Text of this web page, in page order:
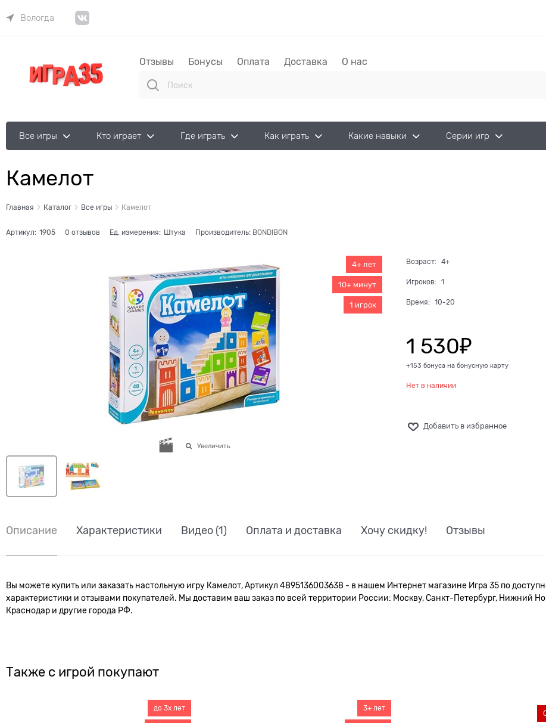
Вологда
Отзывы Бонусы Оплата Доставка
О нас
Все игры Кто играет Где играть Как играть Какие навыки Серии игр
Камелот
Главная Каталог Все игры Камелот
Артикул: 1905 0 отзывов Ед. измерения: Штука Производитель: BONDIBON
4+ лет
10+ минут
1 игрок
Увеличить
Возраст: 4+
Игроков: 1
Время: 10-20
1 530₽
+153 бонуса на бонусную карту
Нет в наличии
Добавить в избранное
Описание Характеристики Видео (1) Оплата и доставка Хочу скидку! Отзывы
Вы можете купить или заказать настольную игру Камелот, Артикул 4895136003638 - в нашем Интернет магазине Игра 35 по
характеристики и отзывами покупателей. Мы доставим ваш заказ по всей территории России: Москву, Санкт-Петербург, Нижний
Краснодар и другие города РФ.
Также с игрой покупают
до 3х лет 3+ лет